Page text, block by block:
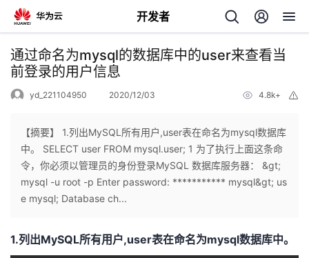
开发者
返
回
个
人
主
我
的
通过命名为mysql的数据库中的user来查看当
前登录的用户信息
yd_221104950 2020/12/03 4.8k+
【摘要】 1.列出MySQL所有用户,user表在命名为mysql数据库
中。 SELECT user FROM mysql.user; 1 为了执行上面这条命
令，你必须以管理员的身份登录MySQL 数据库服务器： &gt;
mysql -u root -p Enter password: *********** mysql&gt; us
e mysql; Database ch...
1.列出MySQL所有用户,user表在命名为mysql数据库中。